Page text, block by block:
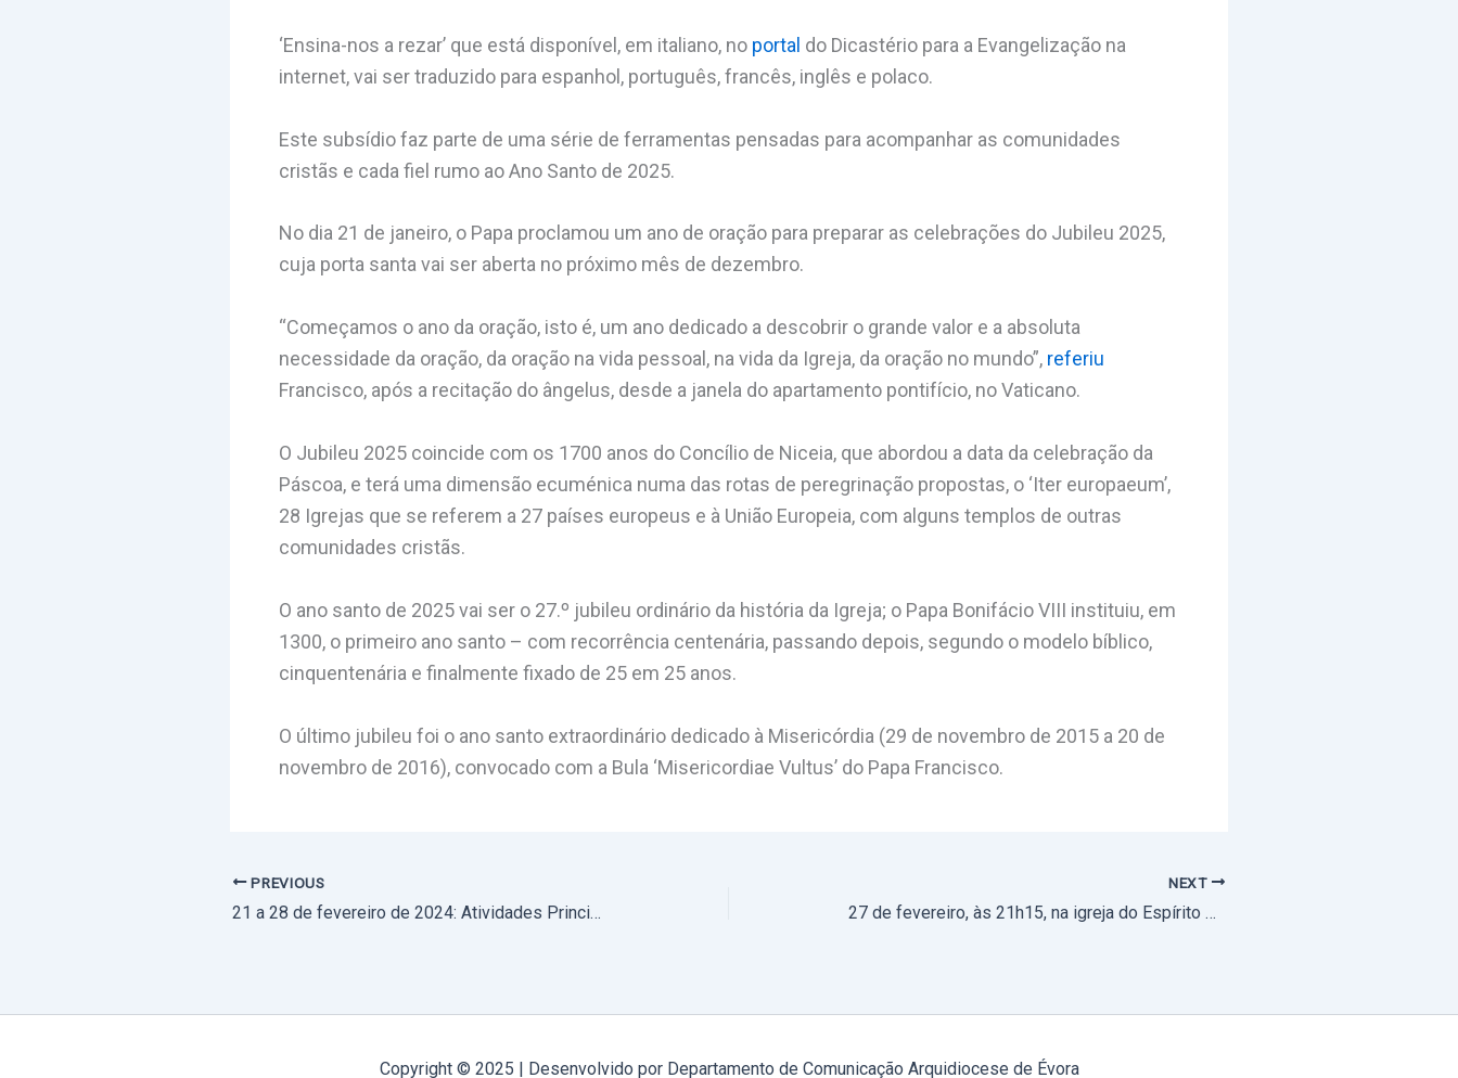
‘Ensina-nos a rezar’ que está disponível, em italiano, no portal do Dicastério para a Evangelização na
internet, vai ser traduzido para espanhol, português, francês, inglês e polaco.
Este subsídio faz parte de uma série de ferramentas pensadas para acompanhar as comunidades
cristãs e cada fiel rumo ao Ano Santo de 2025.
No dia 21 de janeiro, o Papa proclamou um ano de oração para preparar as celebrações do Jubileu 2025,
cuja porta santa vai ser aberta no próximo mês de dezembro.
“Começamos o ano da oração, isto é, um ano dedicado a descobrir o grande valor e a absoluta
necessidade da oração, da oração na vida pessoal, na vida da Igreja, da oração no mundo”, referiu
Francisco, após a recitação do ângelus, desde a janela do apartamento pontifício, no Vaticano.
O Jubileu 2025 coincide com os 1700 anos do Concílio de Niceia, que abordou a data da celebração da
Páscoa, e terá uma dimensão ecuménica numa das rotas de peregrinação propostas, o ‘Iter europaeum’,
28 Igrejas que se referem a 27 países europeus e à União Europeia, com alguns templos de outras
comunidades cristãs.
O ano santo de 2025 vai ser o 27.º jubileu ordinário da história da Igreja; o Papa Bonifácio VIII instituiu, em
1300, o primeiro ano santo – com recorrência centenária, passando depois, segundo o modelo bíblico,
cinquentenária e finalmente fixado de 25 em 25 anos.
O último jubileu foi o ano santo extraordinário dedicado à Misericórdia (29 de novembro de 2015 a 20 de
novembro de 2016), convocado com a Bula ‘Misericordiae Vultus’ do Papa Francisco.
PREVIOUS
21 a 28 de fevereiro de 2024: Atividades Principais do Arcebispo de Évora
NEXT
27 de fevereiro, às 21h15, na igreja do Espírito Santo: Catequese Quaresmal
Copyright © 2025 | Desenvolvido por Departamento de Comunicação Arquidiocese de Évora